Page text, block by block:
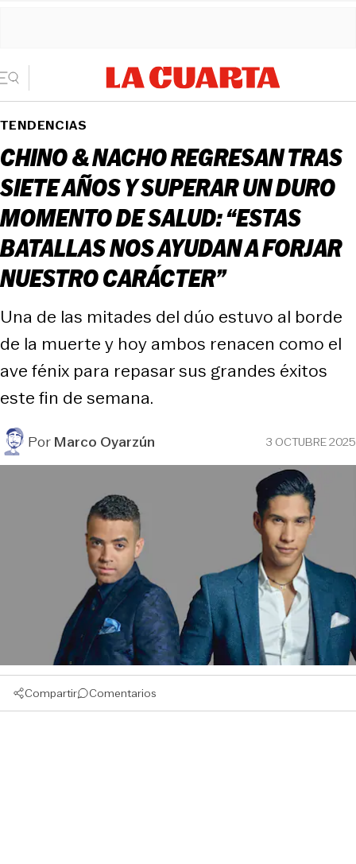
TENDENCIAS
CHINO & NACHO REGRESAN TRAS
SIETE AÑOS Y SUPERAR UN DURO
MOMENTO DE SALUD: “ESTAS
BATALLAS NOS AYUDAN A FORJAR
NUESTRO CARÁCTER”
Una de las mitades del dúo estuvo al borde
de la muerte y hoy ambos renacen como el
ave fénix para repasar sus grandes éxitos
este fin de semana.
PorMarco Oyarzún 3 OCTUBRE 2025
Compartir Comentarios